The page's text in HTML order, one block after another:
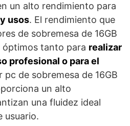
un alto rendimiento para
usos. El rendimiento que
de sobremesa de 16GB
óptimos tanto para realizar
profesional o para el
pc de sobremesa de 16GB
un alto
una fluidez ideal
usuario.